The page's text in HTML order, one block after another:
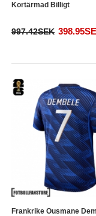
Kortärmad Billigt
997.42SEK
Frankrike Ousmane